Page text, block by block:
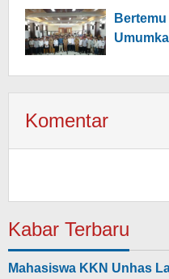
Komentar
Kabar Terbaru
Mahasiswa KKN Unhas